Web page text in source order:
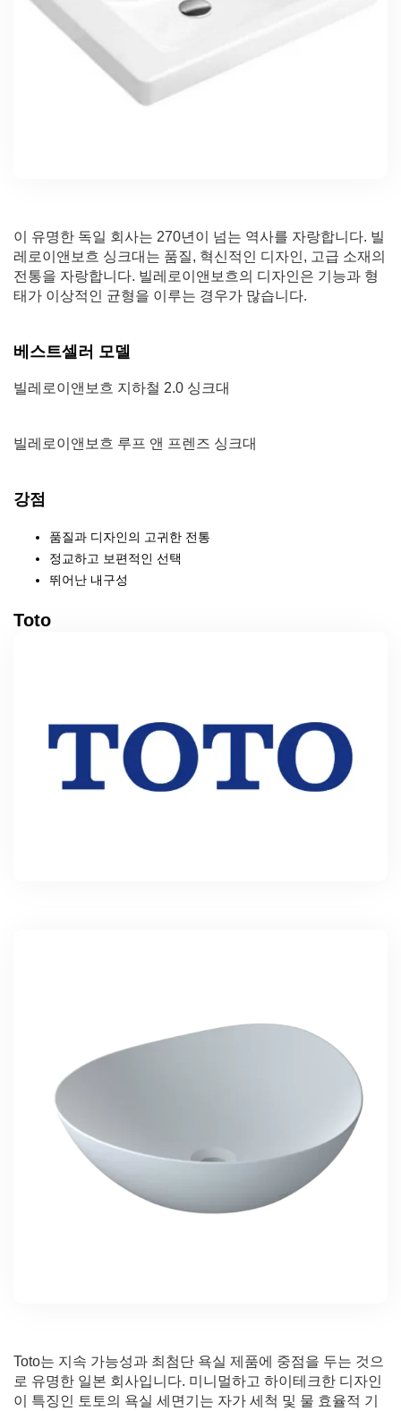
이 유명한 독일 회사는 270년이 넘는 역사를 자랑합니다. 빌
레로이앤보흐 싱크대는 품질, 혁신적인 디자인, 고급 소재의
전통을 자랑합니다. 빌레로이앤보흐의 디자인은 기능과 형
태가 이상적인 균형을 이루는 경우가 많습니다.
베스트셀러 모델
빌레로이앤보흐 지하철 2.0 싱크대
빌레로이앤보흐 루프 앤 프렌즈 싱크대
강점
품질과 디자인의 고귀한 전통
정교하고 보편적인 선택
뛰어난 내구성
Toto
Toto는 지속 가능성과 최첨단 욕실 제품에 중점을 두는 것으
로 유명한 일본 회사입니다. 미니멀하고 하이테크한 디자인
이 특징인 토토의 욕실 세면기는 자가 세척 및 물 효율적 기